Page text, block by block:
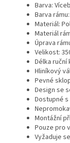
Barva:
Barva
Materiál:
Materiál
Úprava
Velikost:
Délka ruční
Hliníkový
Pevné
Design se
Dostupné
Montážní
Pouze pro
Vyžaduje